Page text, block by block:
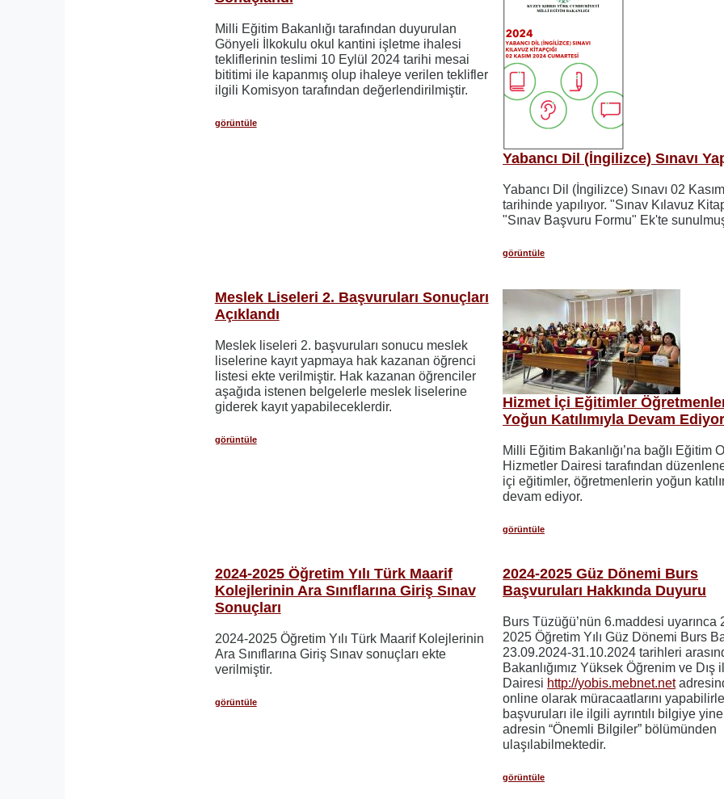
Milli Eğitim Bakanlığı tarafından duyurulan
Gönyeli İlkokulu okul kantini işletme ihalesi
tekliflerinin teslimi 10 Eylül 2024 tarihi mesai
bititimi ile kapanmış olup ihaleye verilen teklifler
ilgili Komisyon tarafından değerlendirilmiştir.
görüntüle
Yabancı Dil (İngilizce) Sınavı
Yabancı Dil (İngilizce) Sınavı 02
tarihinde yapılıyor. "Sınav Kılavuz
"Sınav Başvuru Formu" Ek'te
görüntüle
Meslek Liseleri 2. Başvuruları Sonuçları
Açıklandı
Meslek liseleri 2. başvuruları sonucu meslek
liselerine kayıt yapmaya hak kazanan öğrenci
listesi ekte verilmiştir. Hak kazanan öğrenciler
aşağıda istenen belgelerle meslek liselerine
giderek kayıt yapabileceklerdir.
görüntüle
Hizmet İçi Eğitimler
Yoğun Katılımıyla Devam Ediyor
Milli Eğitim Bakanlığı’na bağlı Eğitim
Hizmetler Dairesi tarafından
içi eğitimler, öğretmenlerin yoğun
devam ediyor.
görüntüle
2024-2025 Öğretim Yılı Türk Maarif
Kolejlerinin Ara Sınıflarına Giriş Sınav
Sonuçları
2024-2025 Öğretim Yılı Türk Maarif Kolejlerinin
Ara Sınıflarına Giriş Sınav sonuçları ekte
verilmiştir.
görüntüle
2024-2025 Güz Dönemi Burs
Başvuruları Hakkında Duyuru
Burs Tüzüğü’nün 6.maddesi uyarınca
2025 Öğretim Yılı Güz Dönemi Burs
23.09.2024-31.10.2024 tarihleri
Bakanlığımız Yüksek Öğrenim ve Dış
Dairesi http://yobis.mebnet.net
online olarak müracaatlarını
başvuruları ile ilgili ayrıntılı bilgiye yine
adresin “Önemli Bilgiler” bölümünden
ulaşılabilmektedir.
görüntüle